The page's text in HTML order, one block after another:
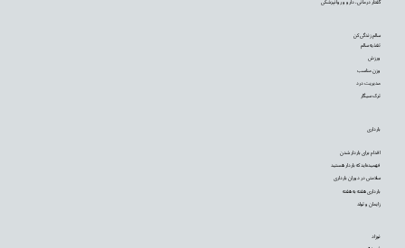
نوزاد
بارداری
اقدام برای باردار شدن
فهمیده‌اید که باردار هستید
سلامتی در دوران بارداری
بارداری هفته به هفته
زایمان و تولد
سالم زندگی کن
تغذیه سالم
ورزش
وزن مناسب
مدیریت درد
ترک سیگار
گفتار درمانی، دارو و روانپزشکی